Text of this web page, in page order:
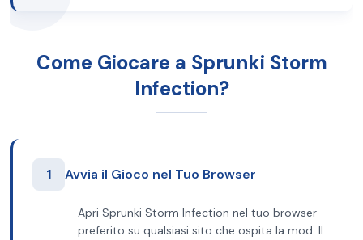
Come Giocare a Sprunki Storm
Infection?
1 Avvia il Gioco nel Tuo Browser
Apri Sprunki Storm Infection nel tuo browser
preferito su qualsiasi sito che ospita la mod. Il